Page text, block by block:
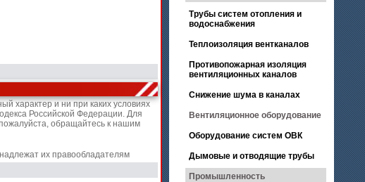
характер и ни при каких условиях
Российской Федерации. Для
обращайтесь к нашим
их правообладателям
Трубы систем отопления и
водоснабжения
Теплоизоляция вентканалов
Противопожарная изоляция
вентиляционных каналов
Снижение шума в каналах
Вентиляционное оборудование
Оборудование систем ОВК
Дымовые и отводящие трубы
Промышленность